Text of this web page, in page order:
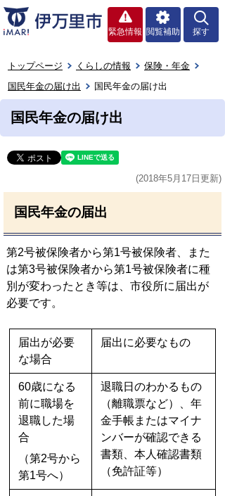
緊急情報 閲覧補助 探す
トップページ くらしの情報
保険・年金
国民年金の届け出
国民年金の届け出
国民年金の届け出
(2018年5月17日更新)
国民年金の届出
第2号被保険者から第1号被保険者、また
は第3号被保険者から第1号被保険者に種
別が変わったとき等は、市役所に届出が
必要です。
届出が必要
な場合
届出に必要なもの
60歳になる
前に職場を
退職した場
合
（第2号から
第1号へ）
退職日のわかるもの
（離職票など）、年
金手帳またはマイナ
ンバーが確認できる
書類、本人確認書類
（免許証等）